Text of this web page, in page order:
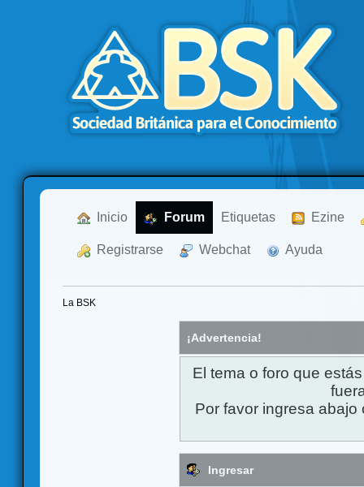
Inicio Forum Etiquetas Ezine
Registrarse Webchat Ayuda
La BSK
¡Advertencia!
El tema o foro que
Por favor ingresa
Ingresar